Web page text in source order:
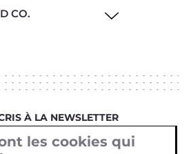
CO.
À LA NEWSLETTER
les cookies qui